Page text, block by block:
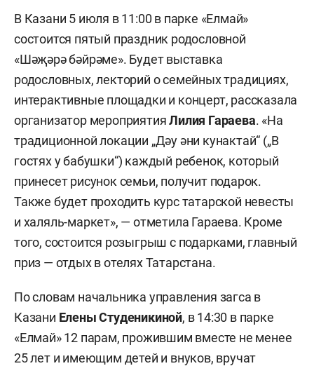
В Казани 5 июля в 11:00 в парке «Елмай»
состоится пятый праздник родословной
«Шәҗәрә бәйрәме». Будет выставка
родословных, лекторий о семейных традициях,
интерактивные площадки и концерт, рассказала
организатор мероприятияЛилия Гараева. «На
традиционной локации „Дәу әни кунактай“ („В
гостях у бабушки“) каждый ребенок, который
принесет рисунок семьи, получит подарок.
Также будет проходить курс татарской невесты
и халяль-маркет», — отметила Гараева. Кроме
того, состоится розыгрыш с подарками, главный
приз — отдых в отелях Татарстана.
По словам начальника управления загса в
Казани Елены Студеникиной, в 14:30 в парке
«Елмай» 12 парам, прожившим вместе не менее
25 лет и имеющим детей и внуков, вручат